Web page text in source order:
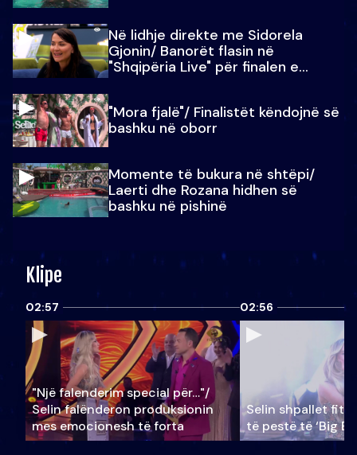
Në lidhje direkte me Sidorela
Gjonin/ Banorët flasin në
"Shqipëria Live" për finalen e
"Mora fjalë"/ Finalistët këndojnë së
bashku në oborr
Momente të bukura në shtëpi/
Laerti dhe Rozana hidhen së
bashku në pishinë
Klipe
02:57
"Një falenderim special për…"/
Selin falënderon produksionin
mes emocionesh të forta
02:56
Selin shpallet
të pestë të ‘Big